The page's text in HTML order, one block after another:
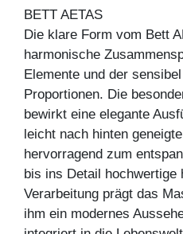
BETT AETAS
Die klare Form vom Bett
harmonische
Elemente und der
Proportionen. Die
bewirkt eine elegante
leicht nach hinten
hervorragend zum
bis ins Detail hochwertige
Verarbeitung prägt das
ihm ein modernes